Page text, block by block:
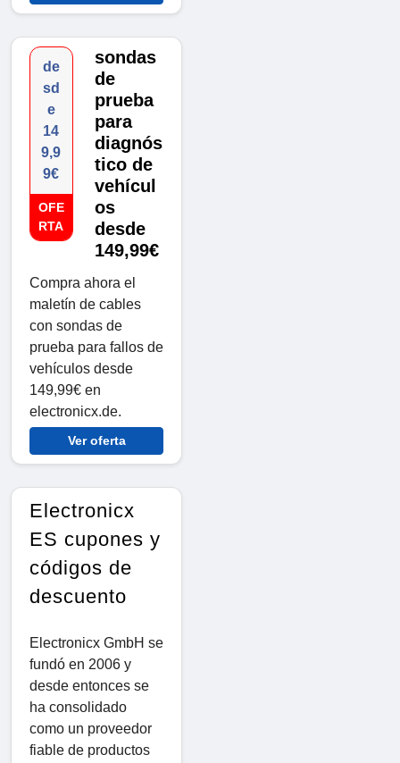
de
sd
e
14
9,9
9€
OFE
RTA
sondas
de
prueba
para
diagnós
tico de
vehícul
os
desde
149,99€
Compra ahora el
maletín de cables
con sondas de
prueba para fallos de
vehículos desde
149,99€ en
electronicx.de.
Ver oferta
Electronicx
ES cupones y
códigos de
descuento
Electronicx GmbH se
fundó en 2006 y
desde entonces se
ha consolidado
como un proveedor
fiable de productos